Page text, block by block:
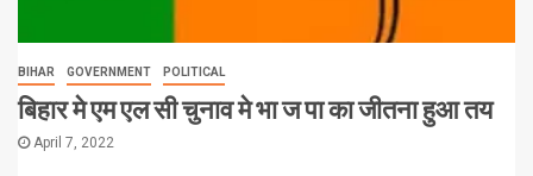
BIHAR GOVERNMENT POLITICAL
बिहार मे एम एल सी चुनाव मे भा ज पा का जीतना हुआ तय
April 7, 2022